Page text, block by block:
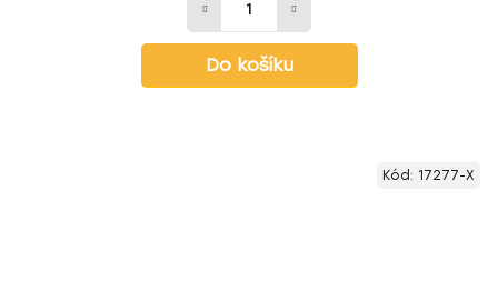
Do košíku
Kód: 17277-X